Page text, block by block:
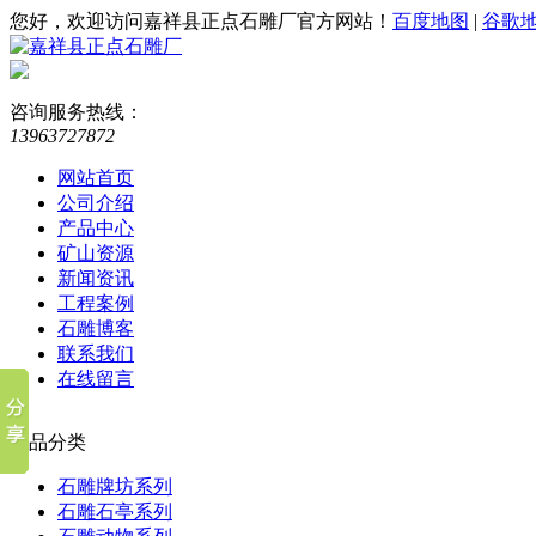
您好，欢迎访问嘉祥县正点石雕厂官方网站！ 百度地图 | 谷歌
咨询服务热线：
13963727872
网站首页
公司介绍
产品中心
矿山资源
新闻资讯
工程案例
石雕博客
联系我们
在线留言
产品分类
石雕牌坊系列
石雕石亭系列